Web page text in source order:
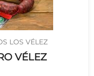
LOS VÉLEZ
VÉLEZ